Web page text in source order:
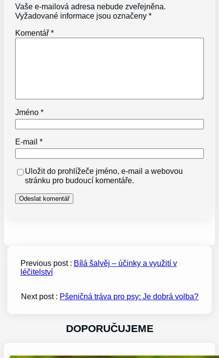
Vaše e-mailová adresa nebude zveřejněna.
Vyžadované informace jsou označeny*
Komentář*
Jméno*
E-mail*
Uložit do prohlížeče jméno, e-mail a webovou
stránku pro budoucí komentáře.
Previous post : Bílá šalvěj – účinky a využití v
léčitelství
Next post : Pšeničná tráva pro psy: Je dobrá volba?
DOPORUČUJEME